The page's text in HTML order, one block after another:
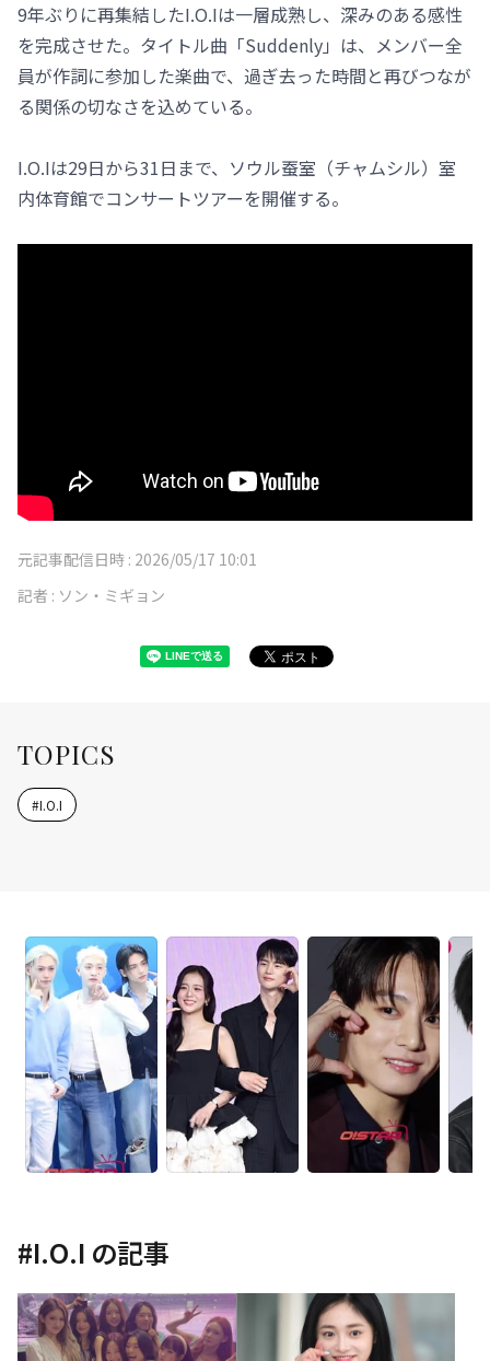
9年ぶりに再集結したI.O.Iは一層成熟し、深みのある感性
を完成させた。タイトル曲「Suddenly」は、メンバー全
員が作詞に参加した楽曲で、過ぎ去った時間と再びつなが
る関係の切なさを込めている。
I.O.Iは29日から31日まで、ソウル蚕室（チャムシル）室
内体育館でコンサートツアーを開催する。
元記事配信日時 : 2026/05/17 10:01
記者 : ソン・ミギョン
TOPICS
#I.O.I
#I.O.I の記事